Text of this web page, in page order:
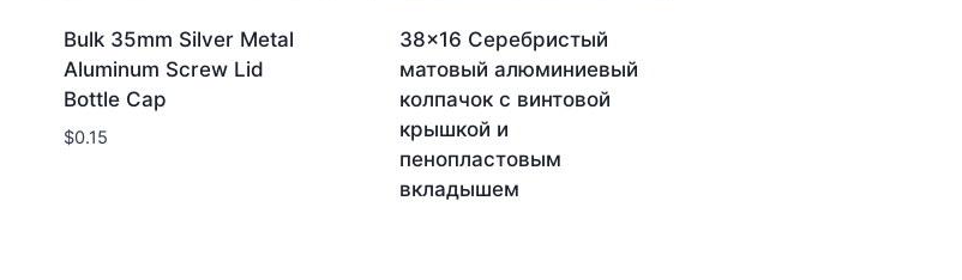
Bulk 35mm Silver Metal
Aluminum Screw Lid
Bottle Cap
$0.15
38×16 Серебристый
матовый алюминиевый
колпачок с винтовой
крышкой и
пенопластовым
вкладышем